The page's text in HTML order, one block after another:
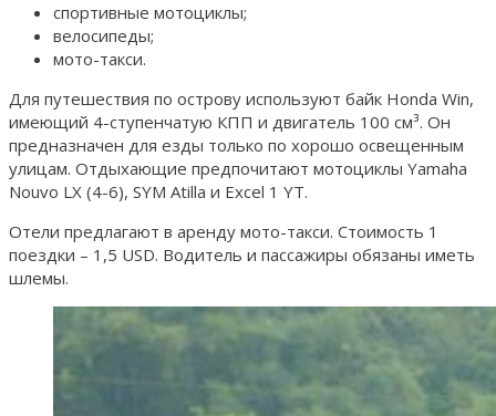
спортивные мотоциклы;
велосипеды;
мото-такси.
Для путешествия по острову используют байк Honda Win,
имеющий 4-ступенчатую КПП и двигатель 100 см³. Он
предназначен для езды только по хорошо освещенным
улицам. Отдыхающие предпочитают мотоциклы Yamaha
Nouvo LX (4-6), SYM Atilla и Excel 1 YT.
Отели предлагают в аренду мото-такси. Стоимость 1
поездки – 1,5 USD. Водитель и пассажиры обязаны иметь
шлемы.